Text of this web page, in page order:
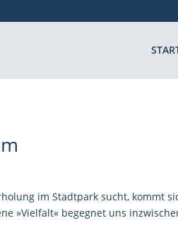
im Stadtpark sucht, kommt
»Vielfalt« begegnet uns